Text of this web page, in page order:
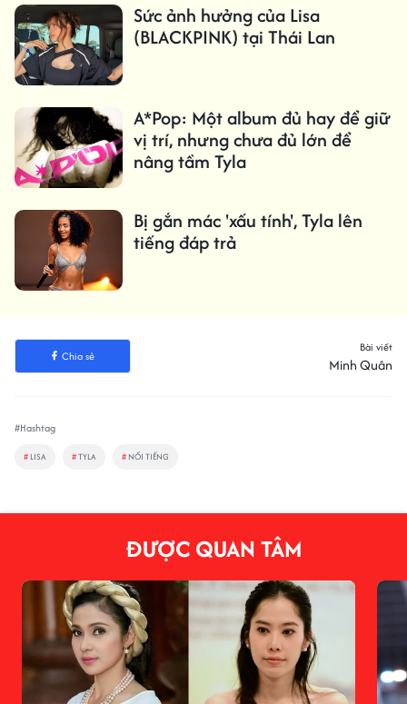
Sức ảnh hưởng của Lisa
(BLACKPINK) tại Thái Lan
A*Pop: Một album đủ hay để giữ
vị trí, nhưng chưa đủ lớn để
nâng tầm Tyla
Bị gắn mác 'xấu tính', Tyla lên
tiếng đáp trả
Chia sẻ
Bài viết
Minh Quân
#Hashtag
# LISA #TYLA # NỔI TIẾNG
ĐƯỢC QUAN TÂM